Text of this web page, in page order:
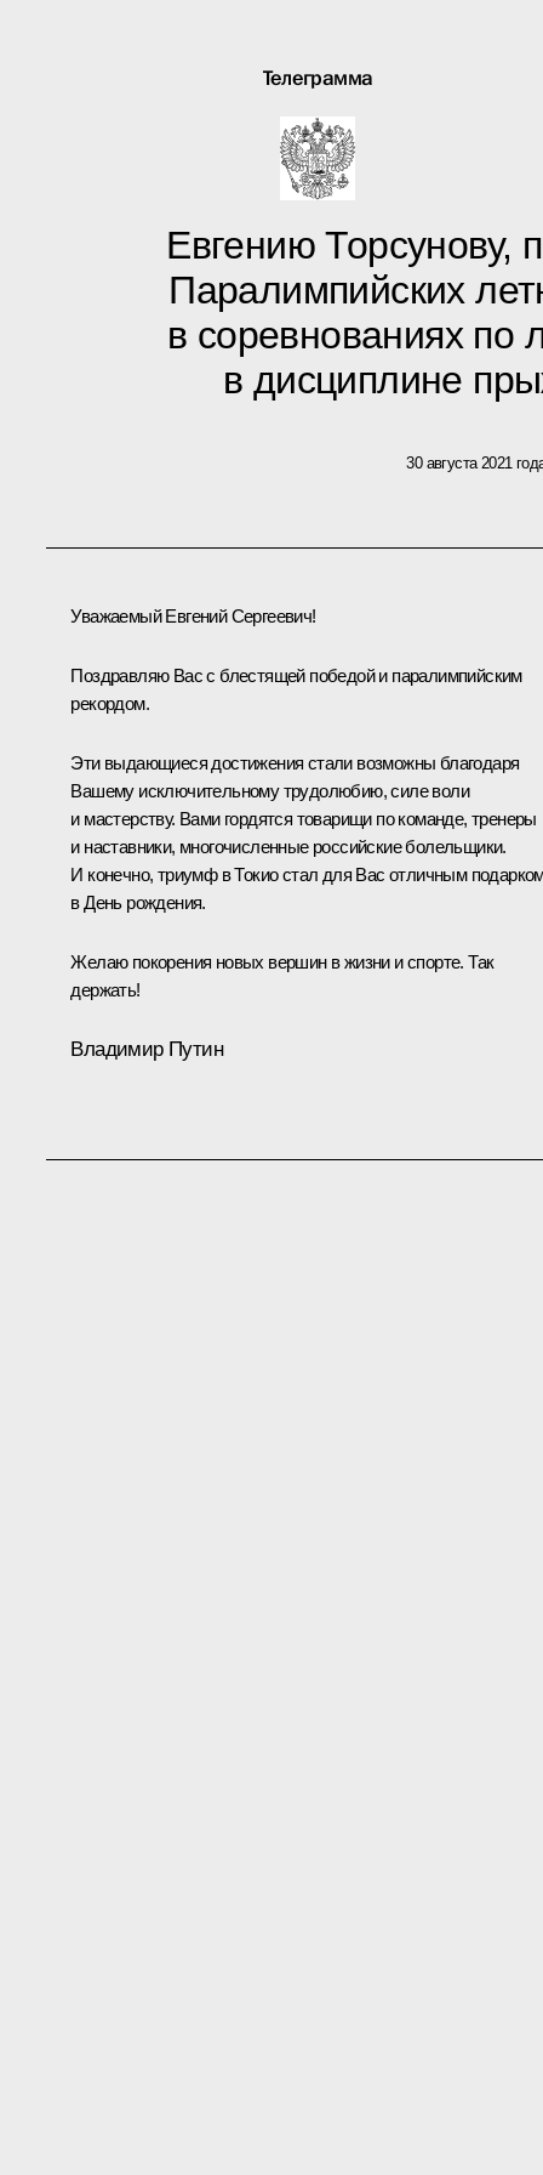
Телеграмма
Евгению Торсунову,
Паралимпийских
в соревнованиях по
в дисциплине
30 августа 2021
Уважаемый Евгений Сергеевич!
Поздравляю Вас с блестящей победой и паралимпийским
рекордом.
Эти выдающиеся достижения стали возможны благодаря
Вашему исключительному трудолюбию, силе воли
и мастерству. Вами гордятся товарищи по команде, тренеры
и наставники, многочисленные российские болельщики.
И конечно, триумф в Токио стал для Вас отличным
в День рождения.
Желаю покорения новых вершин в жизни и спорте. Так
держать!
Владимир Путин